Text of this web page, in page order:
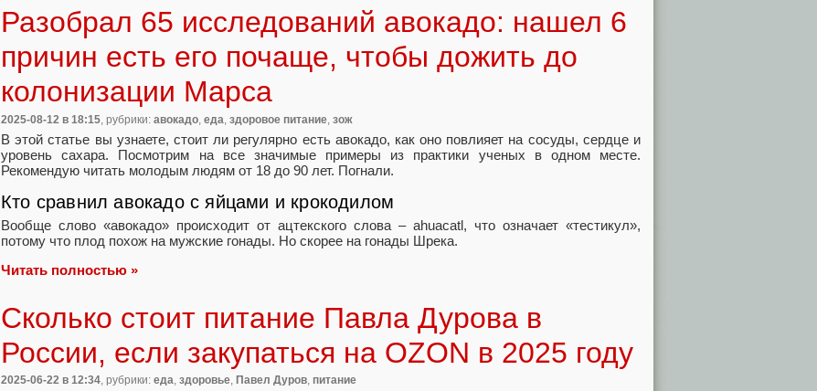
Разобрал 65 исследований авокадо: нашел 6
причин есть его почаще, чтобы дожить до
колонизации Марса
2025-08-12 в 18:15 , рубрики: авокадо еда здоровое питание зож
В этой статье вы узнаете, стоит ли регулярно есть авокадо, как оно повлияет на сосуды, сердце и
уровень сахара. Посмотрим на все значимые примеры из практики ученых в одном месте.
Рекомендую читать молодым людям от 18 до 90 лет. Погнали.
Кто сравнил авокадо с яйцами и крокодилом
Вообще слово «авокадо» происходит от ацтекского слова – ahuacatl, что означает «тестикул»,
потому что плод похож на мужские гонады. Но скорее на гонады Шрека.
Читать полностью »
Сколько стоит питание Павла Дурова в
России, если закупаться на OZON в 2025 году
2025-06-22 в 12:34, рубрики: еда, здоровье, Павел Дуров, питание